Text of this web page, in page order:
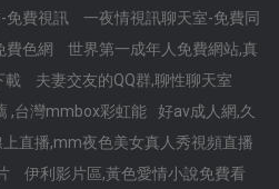
免費視訊
一夜情視訊聊天室-免費同
費色網
世界第一成年人免費網站,真
載
夫妻交友的QQ群,聊性聊天室
,台灣mmbox彩虹能
好av成人網,久
上直播,mm夜色美女真人秀視頻直播
伊利影片區,黃色愛情小說免費看